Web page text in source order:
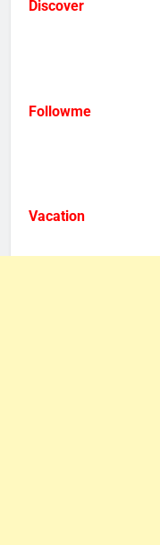
Discover
Followme
Vacation